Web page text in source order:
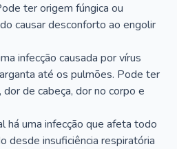
ter origem fúngica ou
causar desconforto ao engolir
infecção causada por vírus
até os pulmões. Pode ter
de cabeça, dor no corpo e
há uma infecção que afeta todo
desde insuficiência respiratória